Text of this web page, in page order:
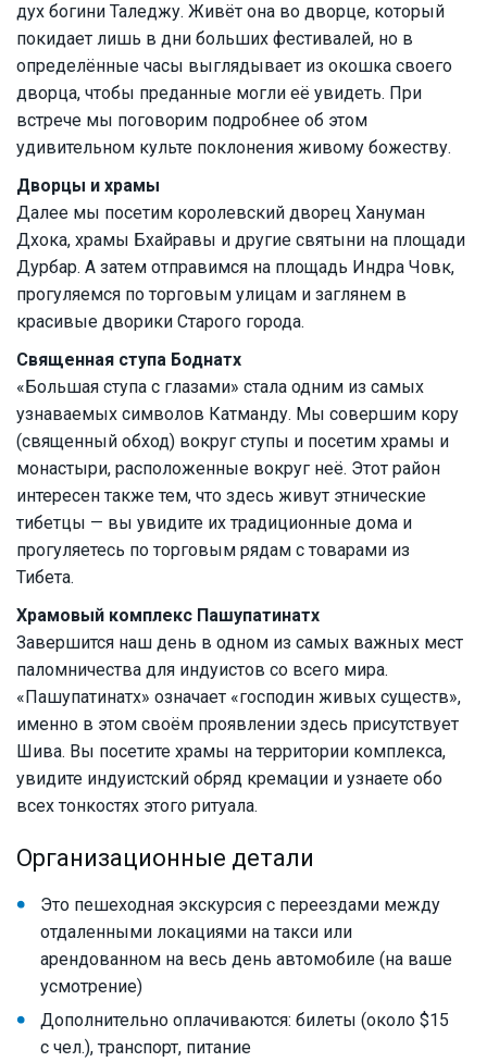
дух богини Таледжу. Живёт она во дворце, который
покидает лишь в дни больших фестивалей, но в
определённые часы выглядывает из окошка своего
дворца, чтобы преданные могли её увидеть. При
встрече мы поговорим подробнее об этом
удивительном культе поклонения живому божеству.
Дворцы и храмы
Далее мы посетим королевский дворец Хануман
Дхока, храмы Бхайравы и другие святыни на площади
Дурбар. А затем отправимся на площадь Индра Човк,
прогуляемся по торговым улицам и заглянем в
красивые дворики Старого города.
Священная ступа Боднатх
«Большая ступа с глазами» стала одним из самых
узнаваемых символов Катманду. Мы совершим кору
(священный обход) вокруг ступы и посетим храмы и
монастыри, расположенные вокруг неё. Этот район
интересен также тем, что здесь живут этнические
тибетцы — вы увидите их традиционные дома и
прогуляетесь по торговым рядам с товарами из
Тибета.
Храмовый комплекс Пашупатинатх
Завершится наш день в одном из самых важных мест
паломничества для индуистов со всего мира.
«Пашупатинатх» означает «господин живых существ»,
именно в этом своём проявлении здесь присутствует
Шива. Вы посетите храмы на территории комплекса,
увидите индуистский обряд кремации и узнаете обо
всех тонкостях этого ритуала.
Организационные детали
Это пешеходная экскурсия с переездами между
отдаленными локациями на такси или
арендованном на весь день автомобиле (на ваше
усмотрение)
Дополнительно оплачиваются: билеты (около $15
с чел.), транспорт, питание